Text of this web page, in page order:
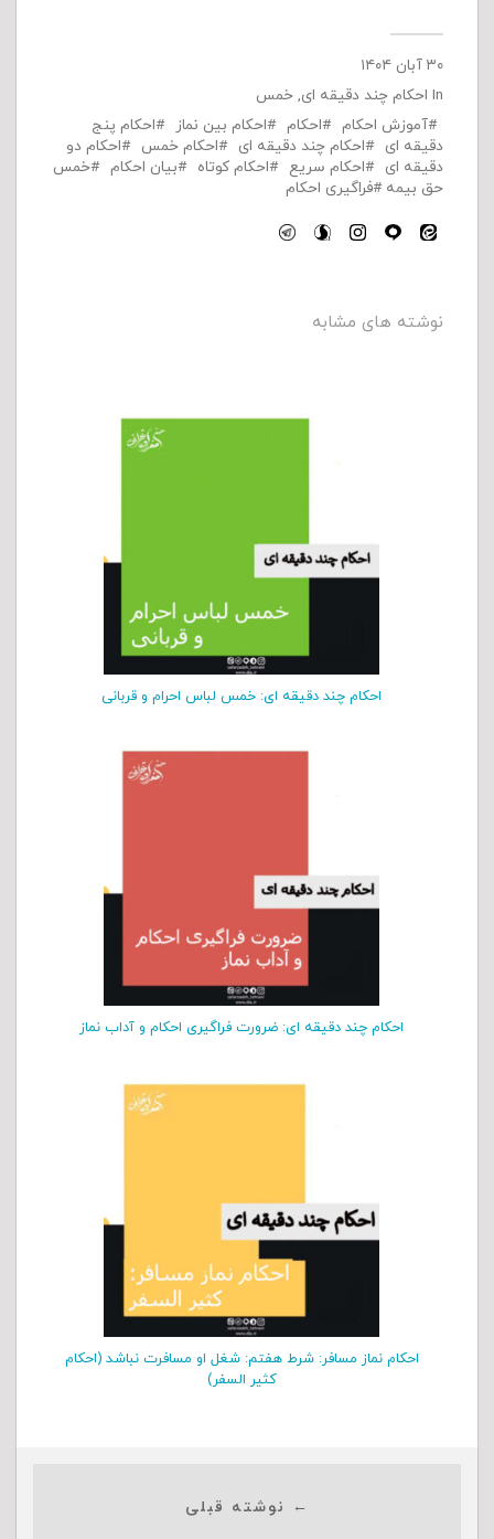
۳۰ آبان ۱۴۰۴
In احکام چند دقیقه ای, خمس
آموزش احکام
احکام احکام بین نماز
احکام پنج
دقیقه ای
احکام چند دقیقه ای احکام خمس
احکام دو
دقیقه ای
احکام سریع احکام کوتاه بیان احکام
خمس
حق بیمه
فراگیری احکام
نوشته های مشابه
احکام چند دقیقه ای: خمس لباس احرام و قربانی
احکام چند دقیقه ای: ضرورت فراگیری احکام و آداب نماز
احکام نماز مسافر: شرط هفتم: شغل او مسافرت نباشد (احکام
کثیر السفر)
← نوشته قبلی